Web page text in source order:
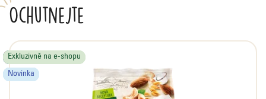
Ochutnejte
Novinka
Tip
Novinka
Tip
Novinka
Novinka
Doporučujeme
Novinka
Doporučujeme
Novinka
Tip
Novinka
Novinka
Novinka
Tip
Exkluzivně na e-shopu
Exkluzivně na e-shopu